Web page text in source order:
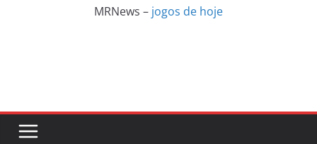
MRNews – jogos de hoje